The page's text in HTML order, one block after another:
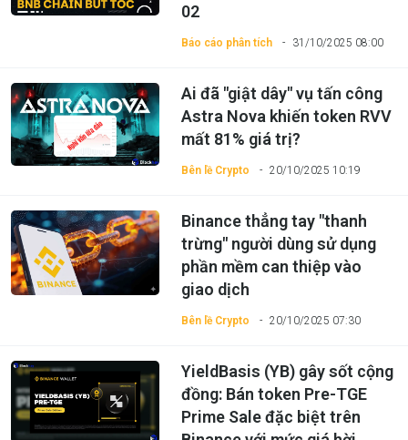
Báo cáo phân tích 31/10/2025 08:00
02
Bên lề Crypto 20/10/2025 10:19
Ai đã "giật dây" vụ tấn công
Astra Nova khiến token RVV
mất 81% giá trị?
Bên lề Crypto 20/10/2025 07:30
Binance thẳng tay "thanh
trừng" người dùng sử dụng
phần mềm can thiệp vào
giao dịch
YieldBasis (YB) gây sốt cộng
đồng: Bán token Pre-TGE
Prime Sale đặc biệt trên